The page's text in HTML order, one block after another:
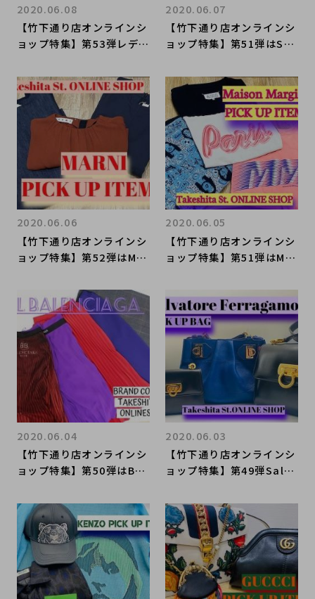
【竹下通り店オンラインシ
ョップ特集】第53弾レディ
ピックアップ！
2020.06.08
【竹下通り店オンラインシ
ョップ特集】第51弾はSU
ズアイテム特集です♪
2020.06.07
【竹下通り店オンラインシ
ョップ特集】第52弾はMA
ムをピックアップ♪
2020.06.06
【竹下通り店オンラインシ
ョップ特集】第51弾はMai
おすすめアイテムのご紹介
2020.06.05
【竹下通り店オンラインシ
ョップ特集】第50弾はBAL
イテムより当店イチオシの
スカートをご紹介!
2020.06.04
【竹下通り店オンラインシ
ョップ特集】第49弾Salva
ートなバッグをセレクト
2020.06.03